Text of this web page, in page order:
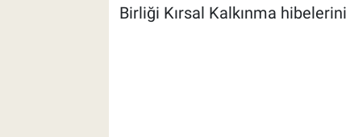
Birliği Kırsal Kalkınma